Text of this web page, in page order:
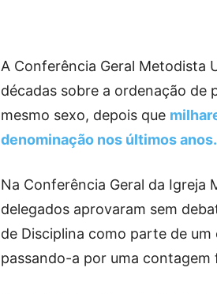
A Conferência Geral Metodista
décadas sobre a ordenação de
mesmo sexo, depois que
denominação nos últimos anos.
Na Conferência Geral da
delegados aprovaram sem
de Disciplina como parte de
passando-a por uma contagem